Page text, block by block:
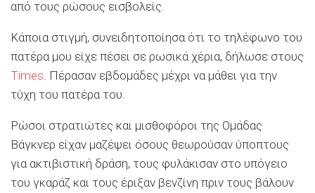
από τους ρώσους εισβολείς.
Κάποια στιγμή, συνειδητοποίησα ότι το τηλέφωνο του
πατέρα μου είχε πέσει σε ρωσικά χέρια, δήλωσε στους
Times . Πέρασαν εβδομάδες μέχρι να μάθει για την
τύχη του πατέρα του.
Ρώσοι στρατιώτες και μισθοφόροι της Ομάδας
Βάγκνερ είχαν μαζέψει όσους θεωρούσαν ύποπτους
για ακτιβιστική δράση, τους φυλάκισαν στο υπόγειο
του γκαράζ και τους έριξαν βενζίνη πριν τους βάλουν